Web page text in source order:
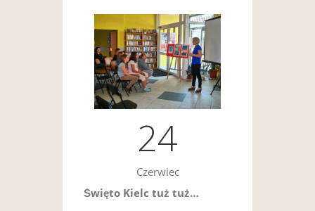
24
Czerwiec
Święto Kielc tuż tuż…